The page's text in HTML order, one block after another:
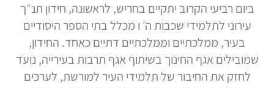
ביום רביעי הקרוב יתקיים בחריש, לראשונה, חידון תנ״ך
עירוני לתלמידי שכבות ה׳ ו מכלל בתי הספר היסודיים
בעיר, ממלכתיים וממלכתיים דתיים כאחד. החידון,
שמובילים אגף החינוך בשיתוף אגף תרבות בעירייה, נועד
לחזק את החיבור של תלמידי העיר למורשת, לערכים